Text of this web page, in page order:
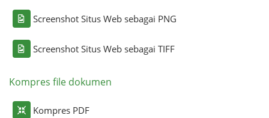
Screenshot Situs Web sebagai PNG
Screenshot Situs Web sebagai TIFF
Kompres file dokumen
Kompres PDF